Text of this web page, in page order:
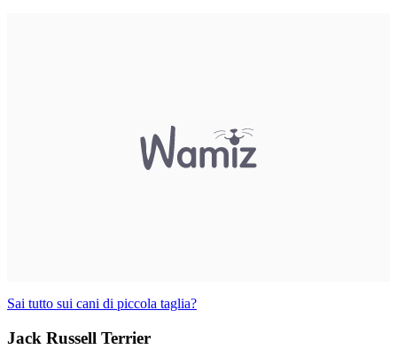
Sai tutto sui cani di piccola taglia?
Jack Russell Terrier